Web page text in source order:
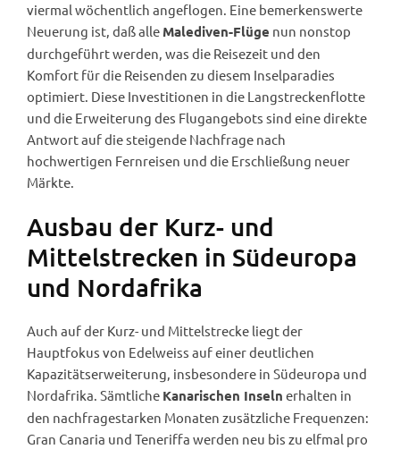
viermal wöchentlich angeflogen. Eine bemerkenswerte
Neuerung ist, daß alle Malediven-Flüge nun nonstop
durchgeführt werden, was die Reisezeit und den
Komfort für die Reisenden zu diesem Inselparadies
optimiert. Diese Investitionen in die Langstreckenflotte
und die Erweiterung des Flugangebots sind eine direkte
Antwort auf die steigende Nachfrage nach
hochwertigen Fernreisen und die Erschließung neuer
Märkte.
Ausbau der Kurz- und
Mittelstrecken in Südeuropa
und Nordafrika
Auch auf der Kurz- und Mittelstrecke liegt der
Hauptfokus von Edelweiss auf einer deutlichen
Kapazitätserweiterung, insbesondere in Südeuropa und
Nordafrika. Sämtliche Kanarischen Inseln erhalten in
den nachfragestarken Monaten zusätzliche Frequenzen:
Gran Canaria und Teneriffa werden neu bis zu elfmal pro